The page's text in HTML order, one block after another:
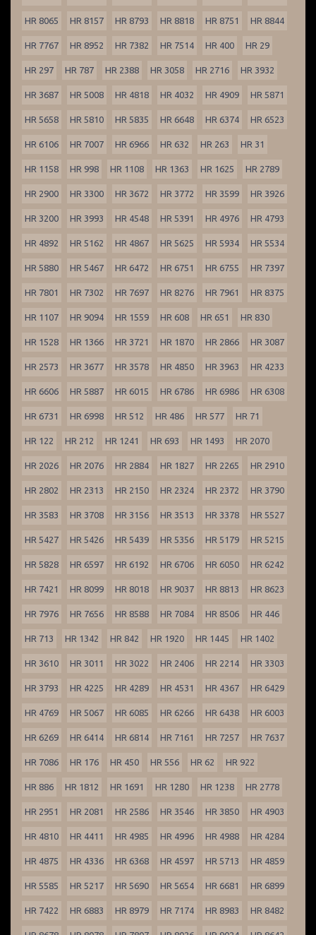
HR 8065 HR 8157 HR 8793 HR 8818 HR 8751 HR 8844
HR 7767 HR 8952 HR 7382 HR 7514 HR 400 HR 29
HR 297 HR 787 HR 2388 HR 3058 HR 2716 HR 3932
HR 3687 HR 5008 HR 4818 HR 4032 HR 4909 HR 5871
HR 5658 HR 5810 HR 5835 HR 6648 HR 6374 HR 6523
HR 6106 HR 7007 HR 6966 HR 632 HR 263 HR 31
HR 1158 HR 998 HR 1108 HR 1363 HR 1625 HR 2789
HR 2900 HR 3300 HR 3672 HR 3772 HR 3599 HR 3926
HR 3200 HR 3993 HR 4548 HR 5391 HR 4976 HR 4793
HR 4892 HR 5162 HR 4867 HR 5625 HR 5934 HR 5534
HR 5880 HR 5467 HR 6472 HR 6751 HR 6755 HR 7397
HR 7801 HR 7302 HR 7697 HR 8276 HR 7961 HR 8375
HR 1107 HR 9094 HR 1559 HR 608 HR 651 HR 830
HR 1528 HR 1366 HR 3721 HR 1870 HR 2866 HR 3087
HR 2573 HR 3677 HR 3578 HR 4850 HR 3963 HR 4233
HR 6606 HR 5887 HR 6015 HR 6786 HR 6986 HR 6308
HR 6731 HR 6998 HR 512 HR 486 HR 577 HR 71
HR 122 HR 212 HR 1241 HR 693 HR 1493 HR 2070
HR 2026 HR 2076 HR 2884 HR 1827 HR 2265 HR 2910
HR 2802 HR 2313 HR 2150 HR 2324 HR 2372 HR 3790
HR 3583 HR 3708 HR 3156 HR 3513 HR 3378 HR 5527
HR 5427 HR 5426 HR 5439 HR 5356 HR 5179 HR 5215
HR 5828 HR 6597 HR 6192 HR 6706 HR 6050 HR 6242
HR 7421 HR 8099 HR 8018 HR 9037 HR 8813 HR 8623
HR 7976 HR 7656 HR 8588 HR 7084 HR 8506 HR 446
HR 713 HR 1342 HR 842 HR 1920 HR 1445 HR 1402
HR 3610 HR 3011 HR 3022 HR 2406 HR 2214 HR 3303
HR 3793 HR 4225 HR 4289 HR 4531 HR 4367 HR 6429
HR 4769 HR 5067 HR 6085 HR 6266 HR 6438 HR 6003
HR 6269 HR 6414 HR 6814 HR 7161 HR 7257 HR 7637
HR 7086 HR 176 HR 450 HR 556 HR 62 HR 922
HR 886 HR 1812 HR 1691 HR 1280 HR 1238 HR 2778
HR 2951 HR 2081 HR 2586 HR 3546 HR 3850 HR 4903
HR 4810 HR 4411 HR 4985 HR 4996 HR 4988 HR 4284
HR 4875 HR 4336 HR 6368 HR 4597 HR 5713 HR 4859
HR 5585 HR 5217 HR 5690 HR 5654 HR 6681 HR 6899
HR 7422 HR 6883 HR 8979 HR 7174 HR 8983 HR 8482